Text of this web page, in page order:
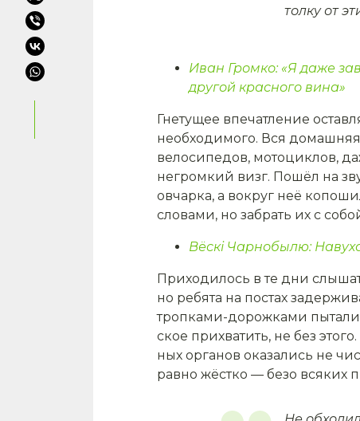
толку от
Иван Громко: «Я даже
другой красного вина»
Гнетущее впечатление
необходимого. Вся
велосипе­дов, мотоциклов,
негромкий визг. Пошёл на
овчарка, а вокруг неё
словами, но забрать их с
Вёскі Чарнобылю:
Приходилось в те дни
но ребята на постах
тропками-дорожками
ское прихватить, не без
ных органов оказались не
рав­но жёстко — безо всяких